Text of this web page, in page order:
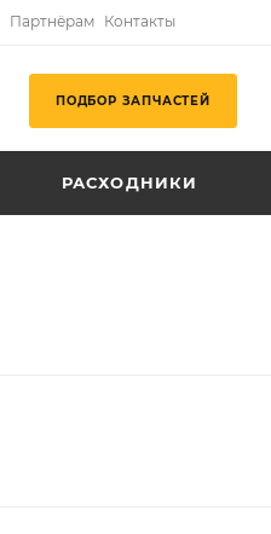
Партнёрам Контакты
ПОДБОР ЗАПЧАСТЕЙ
РАСХОДНИКИ